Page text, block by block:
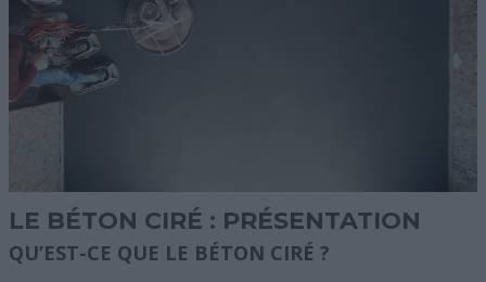
LE BÉTON CIRÉ : PRÉSENTATION
QU’EST-CE QUE LE BÉTON CIRÉ ?